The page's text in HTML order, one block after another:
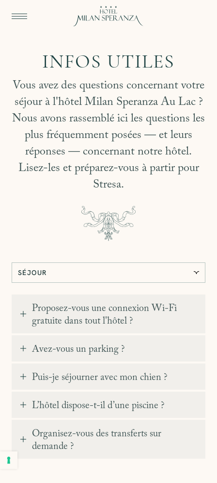
INFOS UTILES
Vous avez des questions concernant votre
séjour à l'hôtel Milan Speranza Au Lac ?
Nous avons rassemblé ici les questions les
plus fréquemment posées — et leurs
réponses — concernant notre hôtel.
Lisez-les et préparez-vous à partir pour
Stresa.
Proposez-vous une connexion Wi-Fi
gratuite dans tout l'hôtel ?
Avez-vous un parking ?
Puis-je séjourner avec mon chien ?
L’hôtel dispose-t-il d’une piscine ?
Organisez-vous des transferts sur
demande ?